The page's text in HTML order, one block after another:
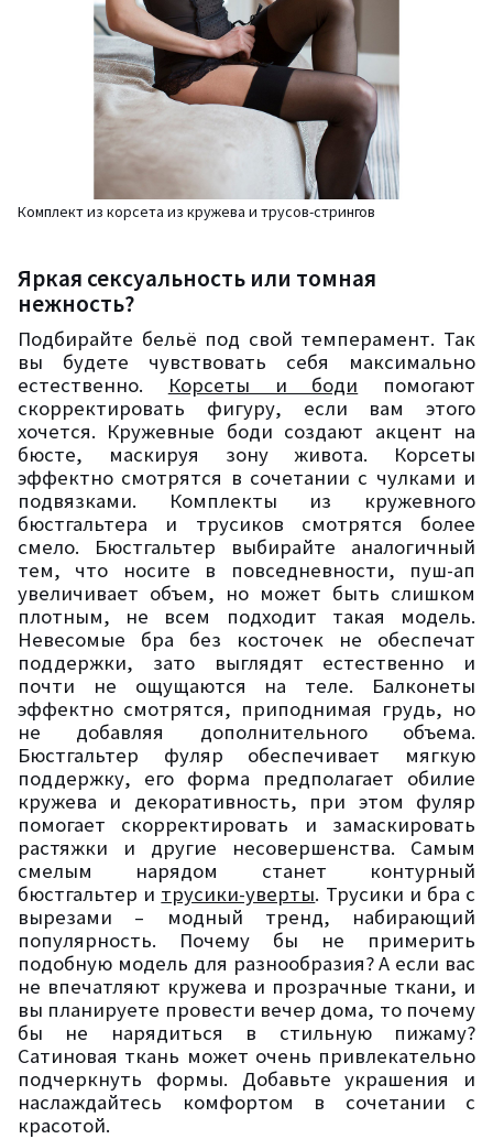
Комплект из корсета из кружева и трусов-стрингов
Яркая сексуальность или томная
нежность?
Подбирайте бельё под свой темперамент. Так
вы будете чувствовать себя максимально
естественно. Корсеты и боди помогают
скорректировать фигуру, если вам этого
хочется. Кружевные боди создают акцент на
бюсте, маскируя зону живота. Корсеты
эффектно смотрятся в сочетании с чулками и
подвязками. Комплекты из кружевного
бюстгальтера и трусиков смотрятся более
смело. Бюстгальтер выбирайте аналогичный
тем, что носите в повседневности, пуш-ап
увеличивает объем, но может быть слишком
плотным, не всем подходит такая модель.
Невесомые бра без косточек не обеспечат
поддержки, зато выглядят естественно и
почти не ощущаются на теле. Балконеты
эффектно смотрятся, приподнимая грудь, но
не добавляя дополнительного объема.
Бюстгальтер фуляр обеспечивает мягкую
поддержку, его форма предполагает обилие
кружева и декоративность, при этом фуляр
помогает скорректировать и замаскировать
растяжки и другие несовершенства. Самым
смелым нарядом станет контурный
бюстгальтер и трусики-уверты. Трусики и бра с
вырезами – модный тренд, набирающий
популярность. Почему бы не примерить
подобную модель для разнообразия? А если вас
не впечатляют кружева и прозрачные ткани, и
вы планируете провести вечер дома, то почему
бы не нарядиться в стильную пижаму?
Сатиновая ткань может очень привлекательно
подчеркнуть формы. Добавьте украшения и
наслаждайтесь комфортом в сочетании с
красотой.